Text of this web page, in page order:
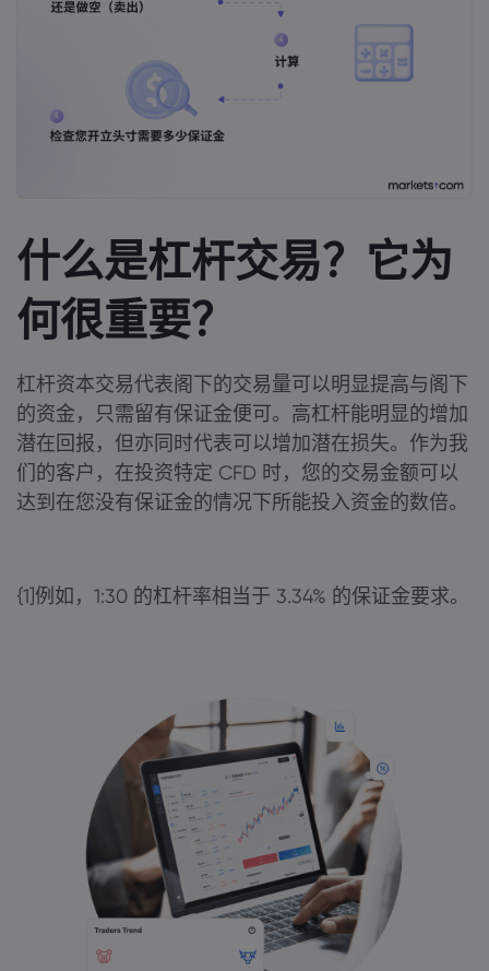
什么是杠杆交易？它为
何很重要？
杠杆资本交易代表阁下的交易量可以明显提高与阁下
的资金，只需留有保证金便可。高杠杆能明显的增加
潜在回报，但亦同时代表可以增加潜在损失。作为我
们的客户，在投资特定 CFD 时，您的交易金额可以
达到在您没有保证金的情况下所能投入资金的数倍。
{1]例如，1:30 的杠杆率相当于 3.34% 的保证金要求。